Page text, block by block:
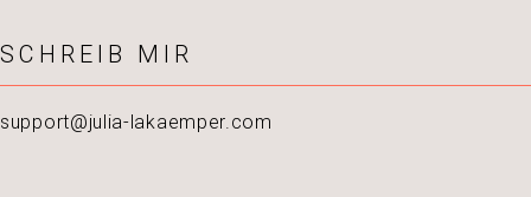
SCHREIB MIR
support@julia-lakaemper.com